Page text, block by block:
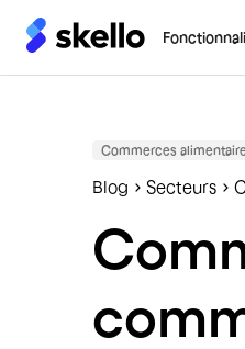
Commerces
Blog Secteurs